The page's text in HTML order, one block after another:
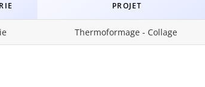
PROJET
Thermoformage - Collage